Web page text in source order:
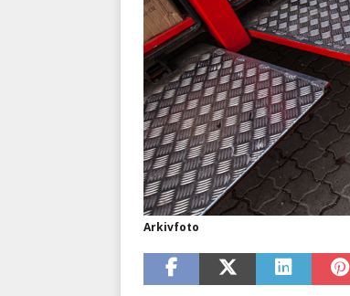
Arkivfoto